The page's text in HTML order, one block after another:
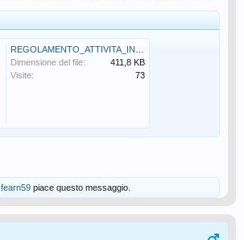
Dimensione del file:
411,8 KB
Visite:
73
fearn59 piace questo messaggio.